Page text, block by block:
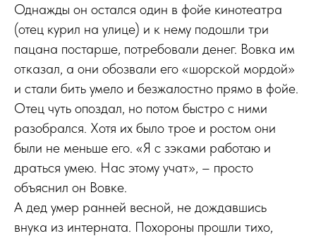
Однажды он остался один в фойе кинотеатра
(отец курил на улице) и к нему подошли три
пацана постарше, потребовали денег. Вовка им
отказал, а они обозвали его «шорской мордой»
и стали бить умело и безжалостно прямо в фойе.
Отец чуть опоздал, но потом быстро с ними
разобрался. Хотя их было трое и ростом они
были не меньше его. «Я с зэками работаю и
драться умею. Нас этому учат», – просто
объяснил он Вовке.
А дед умер ранней весной, не дождавшись
внука из интерната. Похороны прошли тихо,